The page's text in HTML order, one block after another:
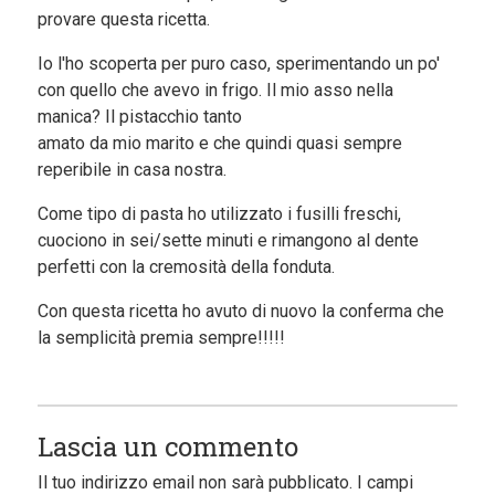
provare questa ricetta.
Io l'ho scoperta per puro caso, sperimentando un po'
con quello che avevo in frigo. Il mio asso nella
manica? Il pistacchio tanto
amato da mio marito e che quindi quasi sempre
reperibile in casa nostra.
Come tipo di pasta ho utilizzato i fusilli freschi,
cuociono in sei/sette minuti e rimangono al dente
perfetti con la cremosità della fonduta.
Con questa ricetta ho avuto di nuovo la conferma che
la semplicità premia sempre!!!!!
Lascia un commento
Il tuo indirizzo email non sarà pubblicato. I campi